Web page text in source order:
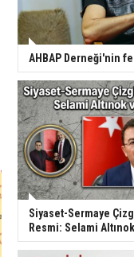
AHBAP Derneği'nin
Siyaset-Sermaye
Resmi: Selami